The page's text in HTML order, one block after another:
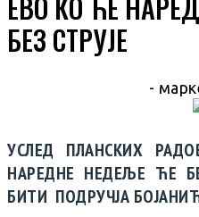
БЕЗ СТРУЈЕ
-
УСЛЕД ПЛАНСКИХ
НАРЕДНЕ НЕДЕЉЕ ЋЕ
БИТИ ПОДРУЧЈА